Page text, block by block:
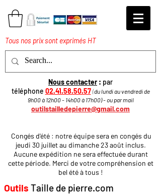
Tous nos prix sont exprimés HT
Nous contacter: par
téléphone 02.41.58.50.57 (du lundi au vendredi de
9h00 à 12h00 - 14h00 à 17h00)​ - ou par mail
outilstailledepierre@gmail.com
Congés d'été : notre équipe sera en congés du
jeudi 30 juillet au dimanche 23 août inclus.
Aucune expédition ne sera effectuée durant
cette période. Merci de votre compréhension et
bel été à tous !
Outils Taille de pierre.com